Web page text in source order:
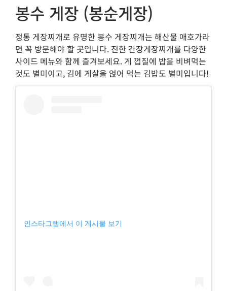
봉수 게장 (봉순게장)
정통 게장찌개로 유명한 봉수 게장찌개는 해산물 애호가라
면 꼭 방문해야 할 곳입니다. 진한 간장게장찌개를 다양한
사이드 메뉴와 함께 즐겨보세요. 게 껍질에 밥을 비벼먹는
것도 별미이고, 김에 게살을 얹어 먹는 김밥도 별미입니다!
인스타그램에서 이 게시물 보기